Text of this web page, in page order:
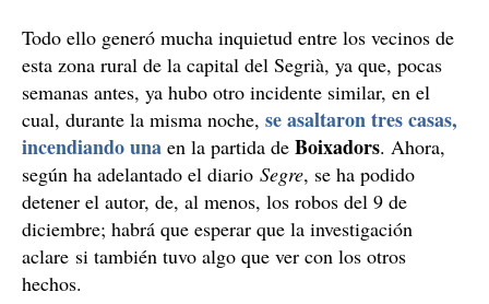
Todo ello generó mucha inquietud entre los vecinos de
esta zona rural de la capital del Segrià, ya que, pocas
semanas antes, ya hubo otro incidente similar, en el
cual, durante la misma noche, se asaltaron tres casas,
incendiando una en la partida de Boixadors. Ahora,
según ha adelantado el diario Segre, se ha podido
detener el autor, de, al menos, los robos del 9 de
diciembre; habrá que esperar que la investigación
aclare si también tuvo algo que ver con los otros
hechos.